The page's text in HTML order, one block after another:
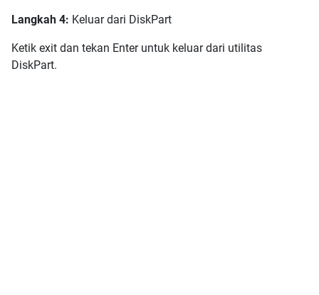
Langkah 4: Keluar dari DiskPart
Ketik exit dan tekan Enter untuk keluar dari utilitas
DiskPart.